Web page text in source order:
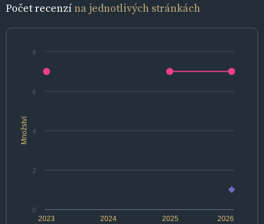
Počet recenzína jednotlivých stránkách
Množství
2024 2026
2023 2025
0
2
4
6
8